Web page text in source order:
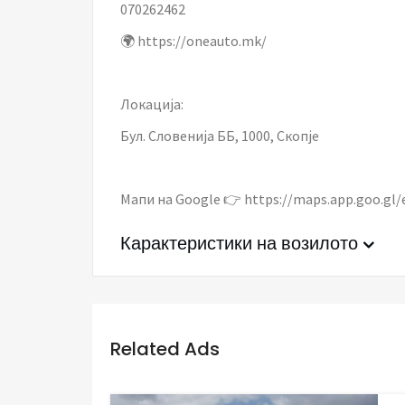
070262462
🌍 https://oneauto.mk/
Локација:
Бул. Словенија ББ, 1000, Скопје
Мапи на Google 👉 https://maps.app.goo.gl/
Карактеристики на возилото
Related Ads